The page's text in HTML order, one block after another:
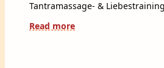
Tantramassage- &
Read more